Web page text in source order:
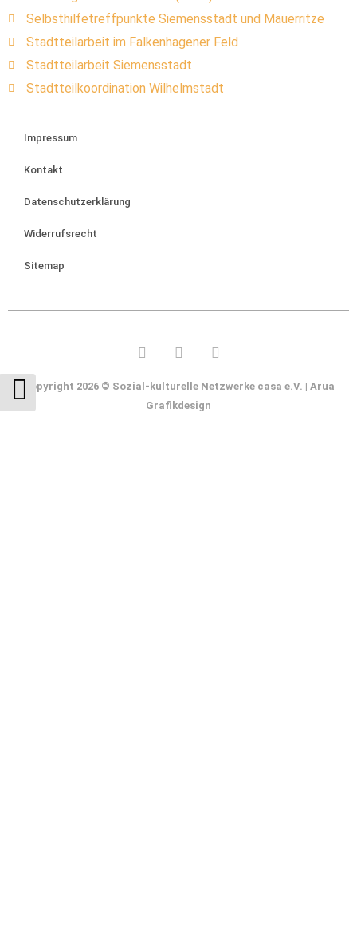
Selbsthilfetreffpunkte Siemensstadt und Mauerritze
Stadtteilarbeit im Falkenhagener Feld
Stadtteilarbeit Siemensstadt
Stadtteilkoordination Wilhelmstadt
Impressum
Kontakt
Datenschutzerklärung
Widerrufsrecht
Sitemap
Copyright 2026 © Sozial-kulturelle Netzwerke casa e.V. | Arua
Grafikdesign